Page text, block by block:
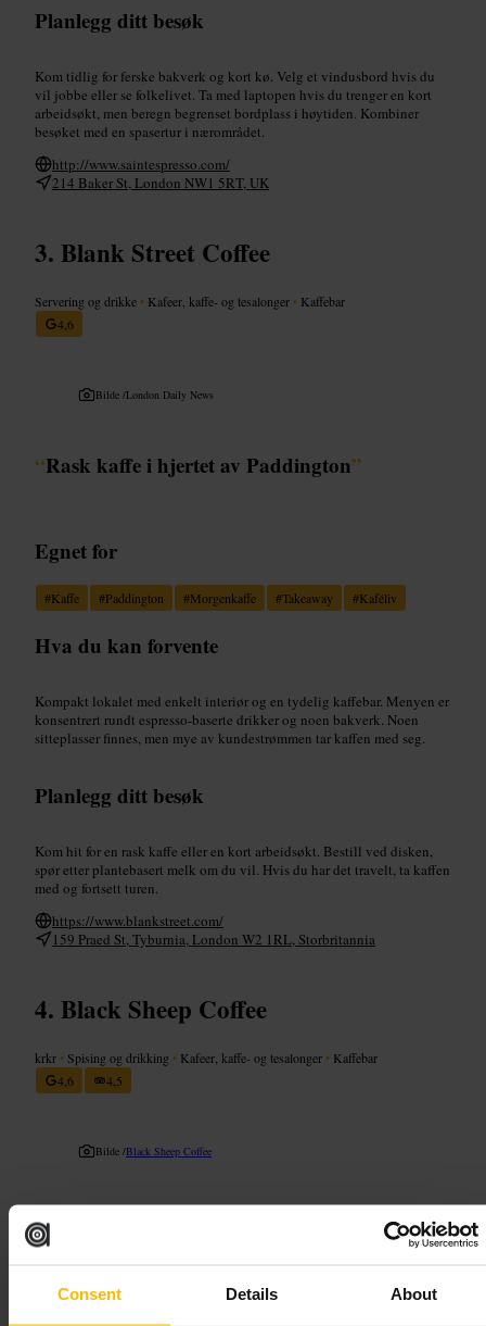
Consent Details About
Planlegg ditt besøk
Kom tidlig for ferske bakverk og kort kø. Velg et vindusbord hvis du
vil jobbe eller se folkelivet. Ta med laptopen hvis du trenger en kort
arbeidsøkt, men beregn begrenset bordplass i høytiden. Kombiner
besøket med en spasertur i nærområdet.
http://www.saintespresso.com/
214 Baker St, London NW1 5RT, UK
Blank Street Coffee
Servering og drikke • Kafeer, kaffe- og tesalonger • Kaffebar
4,6
Bilde /London Daily News
“Rask kaffe i hjertet av Paddington”
Egnet for
#Kaffe #Paddington #Morgenkaffe #Takeaway #Kaféliv
Hva du kan forvente
Kompakt lokalet med enkelt interiør og en tydelig kaffebar. Menyen er
konsentrert rundt espresso-baserte drikker og noen bakverk. Noen
sitteplasser finnes, men mye av kundestrømmen tar kaffen med seg.
Planlegg ditt besøk
Kom hit for en rask kaffe eller en kort arbeidsøkt. Bestill ved disken,
spør etter plantebasert melk om du vil. Hvis du har det travelt, ta kaffen
med og fortsett turen.
https://www.blankstreet.com/
159 Praed St, Tyburnia, London W2 1RL, Storbritannia
Black Sheep Coffee
krkr • Spising og drikking • Kafeer, kaffe- og tesalonger • Kaffebar
4,6
4,5
Bilde /Black Sheep Coffee
“Sterk kaffe og rask service
Egnet for